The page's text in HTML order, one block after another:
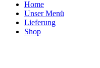
Home
Unser Menü
Lieferung
Shop